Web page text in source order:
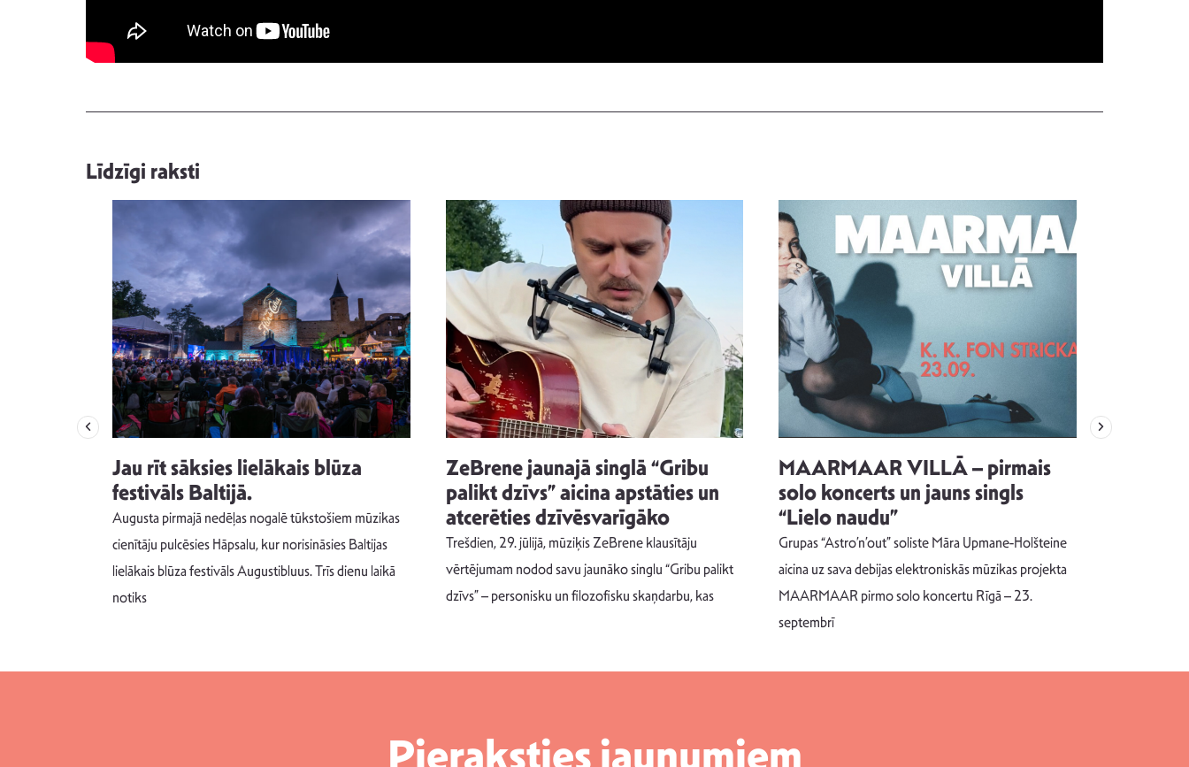
Līdzīgi raksti
Jau rīt sāksies lielākais blūza
festivāls Baltijā.
Augusta pirmajā nedēļas nogalē tūkstošiem mūzikas
cienītāju pulcēsies Hāpsalu, kur norisināsies Baltijas
lielākais blūza festivāls Augustibluus. Trīs dienu laikā
notiks
ZeBrene jaunajā singlā “Gribu
palikt dzīvs” aicina apstāties un
atcerēties dzīvēsvarīgāko
Trešdien, 29. jūlijā, mūziķis ZeBrene klausītāju
vērtējumam nodod savu jaunāko singlu “Gribu palikt
dzīvs” – personisku un filozofisku skaņdarbu, kas
MAARMAAR VILLĀ – pirmais
solo koncerts un jauns singls
“Lielo naudu”
Grupas “Astro’n’out” soliste Māra Upmane-Holšteine
aicina uz sava debijas elektroniskās mūzikas projekta
MAARMAAR pirmo solo koncertu Rīgā – 23.
septembrī
Pieraksties jaunumiem